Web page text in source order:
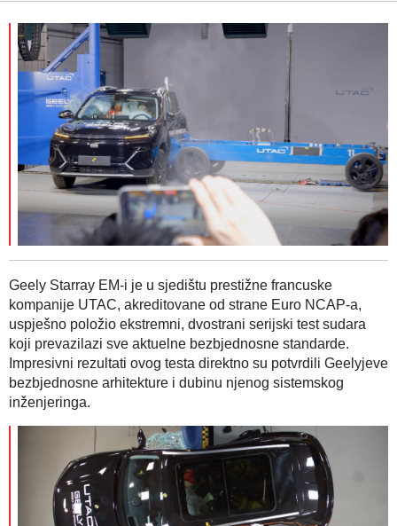
Geely Starray EM-i je u sjedištu prestižne francuske
kompanije UTAC, akreditovane od strane Euro NCAP-a,
uspješno položio ekstremni, dvostrani serijski test sudara
koji prevazilazi sve aktuelne bezbjednosne standarde.
Impresivni rezultati ovog testa direktno su potvrdili Geelyjeve
bezbjednosne arhitekture i dubinu njenog sistemskog
inženjeringa.